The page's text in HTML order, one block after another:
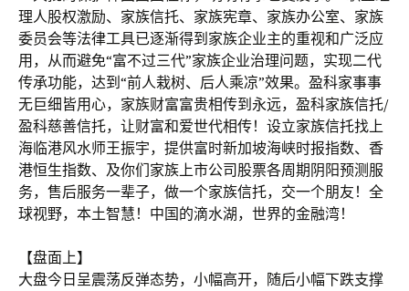
理人股权激励、家族信托、家族宪章、家族办公室、家族
委员会等法律工具已逐渐得到家族企业主的重视和广泛应
用，从而避免“富不过三代”家族企业治理问题，实现二代
传承功能，达到“前人栽树、后人乘凉”效果。盈科家事事
无巨细皆用心，家族财富富贵相传到永远，盈科家族信托/
盈科慈善信托，让财富和爱世代相传！设立家族信托找上
海临港风水师王振宇，提供富时新加坡海峡时报指数、香
港恒生指数、及你们家族上市公司股票各周期阴阳预测服
务，售后服务一辈子，做一个家族信托，交一个朋友！全
球视野，本土智慧！中国的滴水湖，世界的金融湾！
【盘面上】
大盘今日呈震荡反弹态势，小幅高开，随后小幅下跌支撑